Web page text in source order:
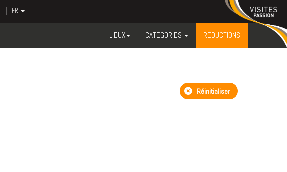
FR
LIEUX CATÉGORIES RÉDUCTIONS
Réinitialiser